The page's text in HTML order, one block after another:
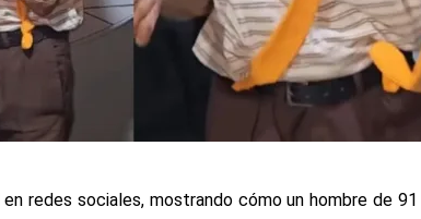
redes sociales, mostrando cómo un hombre de